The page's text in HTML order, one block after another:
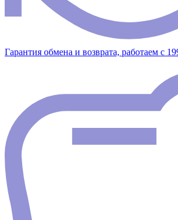
Гарантия обмена и возврата, работаем с